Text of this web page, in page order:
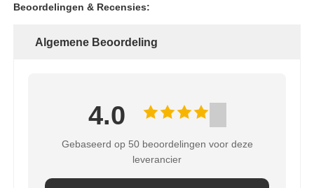
Beoordelingen & Recensies:
Algemene Beoordeling
4.0
Gebaseerd op 50 beoordelingen voor deze
leverancier